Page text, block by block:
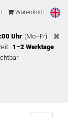
Warenkorb
Uhr (Mo–Fr)
1–2 Werktage